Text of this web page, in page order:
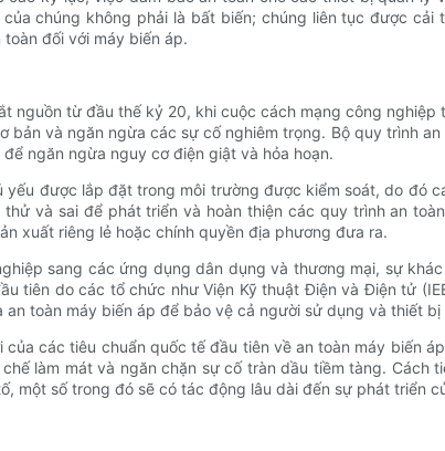
chúng không phải là bất biến; chúng liên tục được
đối với máy biến áp.
nguồn từ đầu thế kỷ 20, khi cuộc cách mạng công
bản và ngăn ngừa các sự cố nghiêm trọng. Bộ quy trình
ngăn ngừa nguy cơ điện giật và hỏa hoạn.
được lắp đặt trong môi trường được kiểm soát, do đó
và sai để phát triển và hoàn thiện các quy trình an
xuất riêng lẻ hoặc chính quyền địa phương đưa ra.
sang các ứng dụng dân dụng và thương mại, sự
tiên do các tổ chức như Viện Kỹ thuật Điện và Điện tử
toàn máy biến áp để bảo vệ cả người sử dụng và thiết
các tiêu chuẩn quốc tế đầu tiên về an toàn máy biến
làm mát và ngăn chặn sự cố tràn dầu tiềm tàng. Cách
một số trong đó sẽ có tác động lâu dài đến sự phát triển